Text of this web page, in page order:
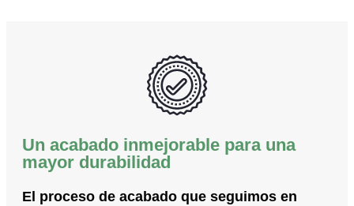
Un acabado inmejorable para una
mayor durabilidad
El proceso de acabado que seguimos en